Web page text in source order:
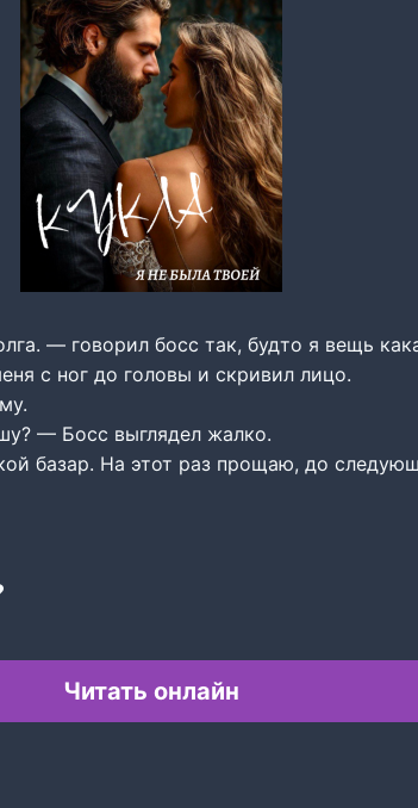
— говорил босс так, будто я вещь
с ног до головы и скривил лицо.
— Босс выглядел жалко.
базар. На этот раз прощаю, до
Читать онлайн